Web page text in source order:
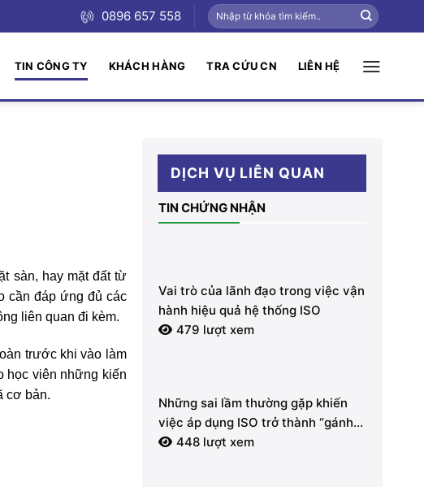
0896 657 558
TIN CÔNG TY KHÁCH HÀNG TRA CỨU CN LIÊN HỆ
sàn, hay mặt đất từ
cần đáp ứng đủ các
liên quan đi kèm.
trước khi vào làm
học viên những kiến
cơ bản.
DỊCH VỤ LIÊN QUAN
TIN CHỨNG NHẬN
Vai trò của lãnh đạo trong việc vận
hành hiệu quả hệ thống ISO
479 lượt xem
Những sai lầm thường gặp khiến
việc áp dụng ISO trở thành “gánh
nặng” hành chính.
448 lượt xem